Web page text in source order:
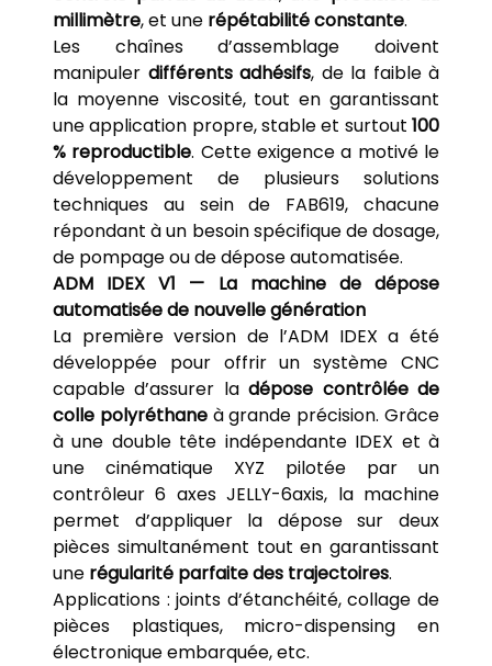
millimètre, et une répétabilité constante.
Les chaînes d’assemblage doivent
manipuler différents adhésifs, de la faible à
la moyenne viscosité, tout en garantissant
une application propre, stable et surtout 100
% reproductible. Cette exigence a motivé le
développement de plusieurs solutions
techniques au sein de FAB619, chacune
répondant à un besoin spécifique de dosage,
de pompage ou de dépose automatisée.
ADM IDEX V1 — La machine de dépose
automatisée de nouvelle génération
La première version de l’ADM IDEX a été
développée pour offrir un système CNC
capable d’assurer ladépose contrôlée de
colle polyréthaneà grande précision. Grâce
à une double tête indépendante IDEX et à
une cinématique XYZ pilotée par un
contrôleur 6 axes JELLY-6axis, la machine
permet d’appliquer la dépose sur deux
pièces simultanément tout en garantissant
une régularité parfaite des trajectoires.
Applications : joints d’étanchéité, collage de
pièces plastiques, micro-dispensing en
électronique embarquée, etc.